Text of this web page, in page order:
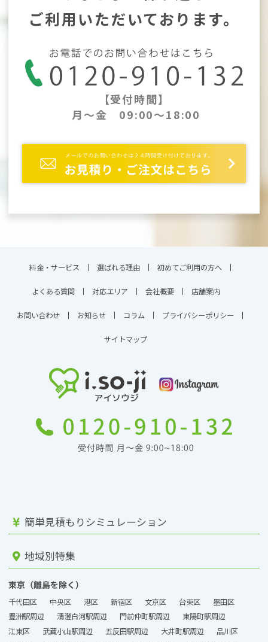
ご利用いただいております。
【受付時間】
月～金 09:00～18:00
料金・サービス 選ばれる理由 初めてご利用の方へ
よくある質問 対応エリア 会社概要 店舗案内
お問い合わせ お知らせ コラム プライバシーポリシー
サイトマップ
簡単見積もりシミュレーション
地域別特集
東京（離島を除く）
千代田区 中央区 港区 新宿区 文京区 台東区
墨田区
豊洲駅周辺
清澄白河駅周辺 門前仲町駅周辺
東陽町駅周辺
江東区
武蔵小山駅周辺 五反田駅周辺 大井町駅周辺
品川区